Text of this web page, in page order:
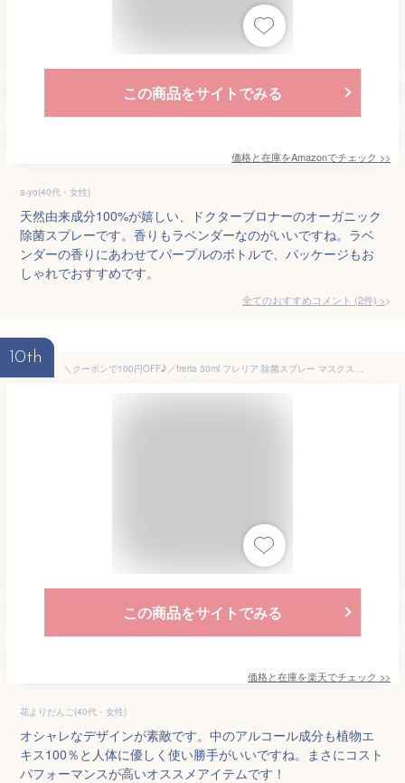
この商品をサイトでみる
価格と在庫をAmazonでチェック >>
a-yo(40代・女性)
天然由来成分100%が嬉しい、ドクターブロナーのオーガニック
除菌スプレーです。香りもラベンダーなのがいいですね。ラベ
ンダーの香りにあわせてパープルのボトルで、パッケージもお
しゃれでおすすめです。
全てのおすすめコメント (2件) >
10th
＼クーポンで100円OFF♪／freria 30ml フレリア 除菌スプレー マスクスプレー 100%植物エキス 携帯用マスクスプレー 除菌 消臭 スプレー 赤ちゃん ベビー 子供 ペット 衣類 カビ マスク用 ウィルス ノンアルコール 加湿器 リビング 寝室 お試し おしゃれ 可愛い
この商品をサイトでみる
価格と在庫を楽天でチェック >>
花よりだんご(40代・女性)
オシャレなデザインが素敵です。中のアルコール成分も植物エ
キス100％と人体に優しく使い勝手がいいですね。まさにコスト
パフォーマンスが高いオススメアイテムです！